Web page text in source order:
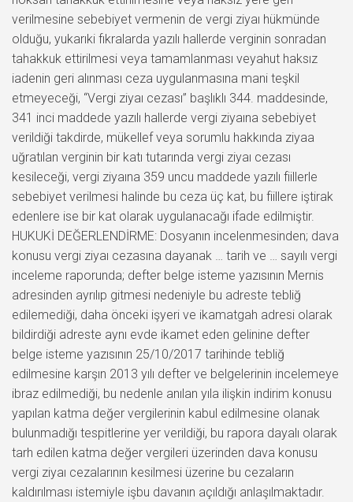
verilmesine sebebiyet vermenin de vergi ziyaı hükmünde
olduğu, yukarıki fıkralarda yazılı hallerde verginin sonradan
tahakkuk ettirilmesi veya tamamlanması veyahut haksız
iadenin geri alınması ceza uygulanmasına mani teşkil
etmeyeceği, “Vergi ziyaı cezası” başlıklı 344. maddesinde,
341 inci maddede yazılı hallerde vergi ziyaına sebebiyet
verildiği takdirde, mükellef veya sorumlu hakkında ziyaa
uğratılan verginin bir katı tutarında vergi ziyaı cezası
kesileceği, vergi ziyaına 359 uncu maddede yazılı fiillerle
sebebiyet verilmesi halinde bu ceza üç kat, bu fiillere iştirak
edenlere ise bir kat olarak uygulanacağı ifade edilmiştir.
HUKUKİ DEĞERLENDİRME: Dosyanın incelenmesinden; dava
konusu vergi ziyaı cezasına dayanak … tarih ve … sayılı vergi
inceleme raporunda; defter belge isteme yazısının Mernis
adresinden ayrılıp gitmesi nedeniyle bu adreste tebliğ
edilemediği, daha önceki işyeri ve ikamatgah adresi olarak
bildirdiği adreste aynı evde ikamet eden gelinine defter
belge isteme yazısının 25/10/2017 tarihinde tebliğ
edilmesine karşın 2013 yılı defter ve belgelerinin incelemeye
ibraz edilmediği, bu nedenle anılan yıla ilişkin indirim konusu
yapılan katma değer vergilerinin kabul edilmesine olanak
bulunmadığı tespitlerine yer verildiği, bu rapora dayalı olarak
tarh edilen katma değer vergileri üzerinden dava konusu
vergi ziyaı cezalarının kesilmesi üzerine bu cezaların
kaldırılması istemiyle işbu davanın açıldığı anlaşılmaktadır.